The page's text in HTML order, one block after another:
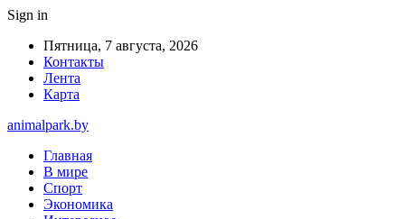
Sign in
Пятница, 7 августа, 2026
Контакты
Лента
Карта
animalpark.by
Главная
В мире
Спорт
Экономика